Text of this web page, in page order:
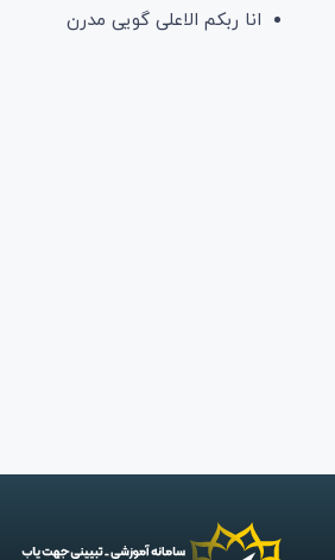
انا ربکم الاعلی گویی مدرن